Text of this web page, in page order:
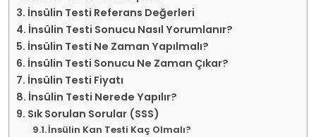
İnsülin Testi Referans Değerleri
İnsülin Testi Sonucu Nasıl Yorumlanır?
İnsülin Testi Ne Zaman Yapılmalı?
İnsülin Testi Sonucu Ne Zaman Çıkar?
İnsülin Testi Fiyatı
İnsülin Testi Nerede Yapılır?
Sık Sorulan Sorular (SSS)
İnsülin Kan Testi Kaç Olmalı?